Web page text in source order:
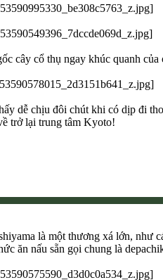
cây cổ thụ ngay khúc quanh của
dễ chịu đôi chút khi có dịp đi
trở lại trung tâm Kyoto!
là một thương xá lớn, như
ăn nấu sẵn gọi chung là